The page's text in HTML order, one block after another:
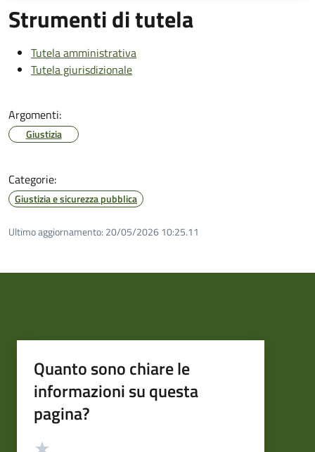
Strumenti di tutela
Tutela amministrativa
Tutela giurisdizionale
Argomenti:
Giustizia
Categorie:
Giustizia e sicurezza pubblica
Ultimo aggiornamento: 20/05/2026 10:25.11
Quanto sono chiare le
informazioni su questa
pagina?
Valutazione